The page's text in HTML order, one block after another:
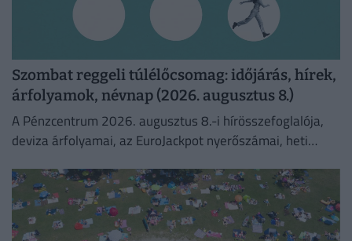
Szombat reggeli túlélőcsomag: időjárás, hírek,
árfolyamok, névnap (2026. augusztus 8.)
A Pénzcentrum 2026. augusztus 8.-i hírösszefoglalója,
deviza árfolyamai, az EuroJackpot nyerőszámai, heti